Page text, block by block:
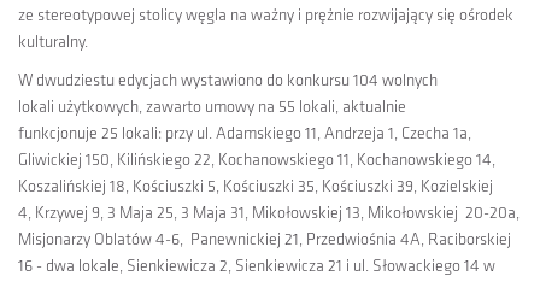
ze stereotypowej stolicy węgla na ważny i prężnie rozwijający się ośrodek
kulturalny.
W dwudziestu edycjach wystawiono do konkursu 104 wolnych
lokali użytkowych, zawarto umowy na 55 lokali, aktualnie
funkcjonuje 25 lokali: przy ul. Adamskiego 11, Andrzeja 1, Czecha 1a,
Gliwickiej 150, Kilińskiego 22, Kochanowskiego 11, Kochanowskiego 14,
Koszalińskiej 18, Kościuszki 5, Kościuszki 35, Kościuszki 39, Kozielskiej
4, Krzywej 9, 3 Maja 25, 3 Maja 31, Mikołowskiej 13, Mikołowskiej 20-20a,
Misjonarzy Oblatów 4-6, Panewnickiej 21, Przedwiośnia 4A, Raciborskiej
16 - dwa lokale, Sienkiewicza 2, Sienkiewicza 21 i ul. Słowackiego 14 w